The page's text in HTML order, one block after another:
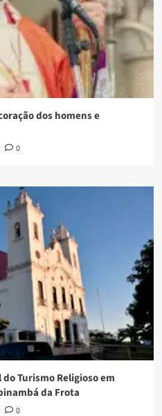
dos homens e
0
Turismo Religioso em
da Frota
0